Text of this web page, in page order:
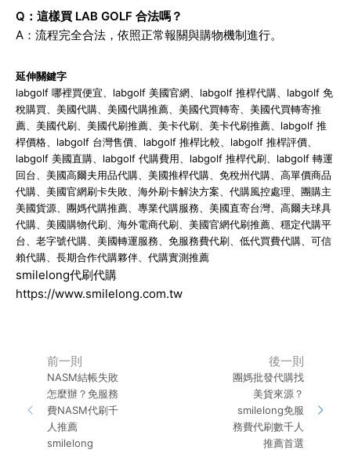
Q：這樣買 LAB GOLF 合法嗎？
A：流程完全合法，依照正常報關與購物機制進行。
延伸關鍵字
labgolf 哪裡買便宜、labgolf 美國官網、labgolf 推桿代購、labgolf 免
稅購買、美國代購、美國代購推薦、美國代買轉寄、美國代買轉寄推
薦、美國代刷、美國代刷推薦、美卡代刷、美卡代刷推薦、labgolf 推
桿價格、labgolf 台灣售價、labgolf 推桿比較、labgolf 推桿評價、
labgolf 美國直購、labgolf 代購費用、labgolf 推桿代刷、labgolf 轉運
回台、美國高爾夫用品代購、美國推桿代購、免稅州代購、高單價商品
代購、美國官網刷卡失敗、海外刷卡解決方案、代購風控處理、團購主
美國貨源、團媽代購推薦、專業代購服務、美國直寄台灣、高爾夫球具
代購、美國購物代刷、海外電商代刷、美國官網代刷推薦、穩定代購平
台、老字號代購、美國轉運服務、免服務費代刷、低代買費代購、可信
賴代購、長期合作代購夥伴、代購實測推薦
smilelong代刷代購
https://www.smilelong.com.tw
前一則
NASM結帳失敗
怎麼辦？免服務
費NASM代刷千
人推薦
smilelong
後一則
團媽批發代購找
美貨來源？
smilelong免服
務費代刷數千人
推薦首選